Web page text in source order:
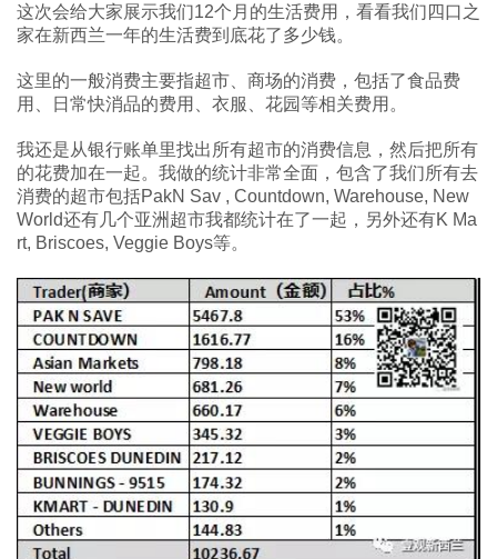
这次会给大家展示我们12个月的生活费用，看看我们四口之
家在新西兰一年的生活费到底花了多少钱。
这里的一般消费主要指超市、商场的消费，包括了食品费
用、日常快消品的费用、衣服、花园等相关费用。
我还是从银行账单里找出所有超市的消费信息，然后把所有
的花费加在一起。我做的统计非常全面，包含了我们所有去
消费的超市包括PakN Sav , Countdown, Warehouse, New
World还有几个亚洲超市我都统计在了一起，另外还有K Ma
rt, Briscoes, Veggie Boys等。